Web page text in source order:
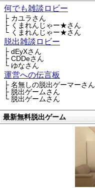
何でも雑談ロビー
├ カユラさん
├ くまれんじゃー★さん
└ くまれんじゃー★さん
脱出雑談ロビー
├ dEyXさん
├ CDDeさん
└ ゆなさん
運営への伝言板
├ 名無しの脱出ゲーマーさん
├ 脱出ゲームさん
└ 脱出ゲームさん
最新無料脱出ゲーム